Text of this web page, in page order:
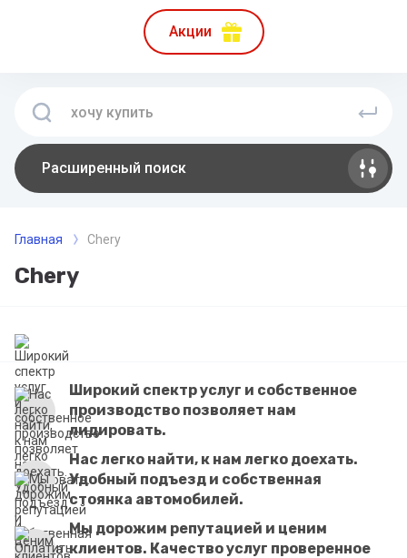
Акции
Расширенный поиск
Главная Chery
Chery
Широкий спектр услуг и собственное
производство позволяет нам
лидировать.
Нас легко найти, к нам легко доехать.
Удобный подъезд и собственная
стоянка автомобилей.
Мы дорожим репутацией и ценим
клиентов. Качество услуг проверенное